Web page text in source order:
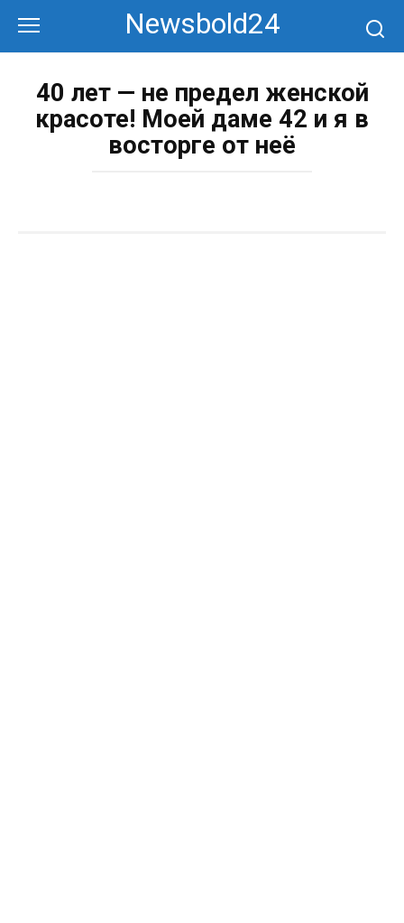
контенту
Newsbold24
40 лет — не предел женской
красоте! Моей даме 42 и я в
восторге от неё